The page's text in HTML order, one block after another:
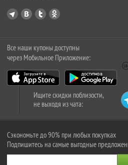
Все наши купоны доступны
через Мобильное Приложение:
Ищите скидки поблизости,
не выходя из чата:
Сэкономьте до 90% при любых покупках
Подпишитесь на самые выгодные